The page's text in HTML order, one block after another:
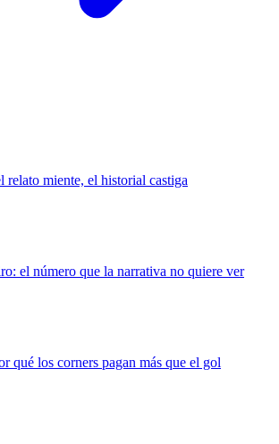
relato miente, el historial castiga
el número que la narrativa no quiere ver
qué los corners pagan más que el gol